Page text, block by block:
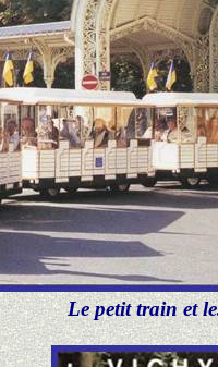
Le petit train et